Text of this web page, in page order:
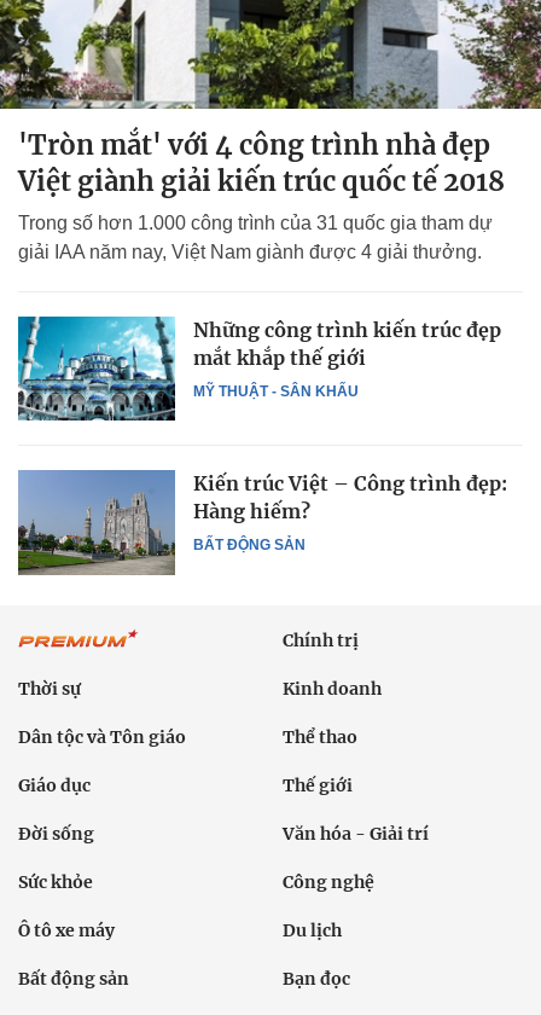
'Tròn mắt' với 4 công trình nhà đẹp
Việt giành giải kiến trúc quốc tế 2018
Trong số hơn 1.000 công trình của 31 quốc gia tham dự
giải IAA năm nay, Việt Nam giành được 4 giải thưởng.
MỸ THUẬT - SÂN KHẤU
Những công trình kiến trúc đẹp
mắt khắp thế giới
BẤT ĐỘNG SẢN
Kiến trúc Việt – Công trình đẹp:
Hàng hiếm?
Chính trị
Thời sự Kinh doanh
Dân tộc và Tôn giáo Thể thao
Giáo dục Thế giới
Đời sống Văn hóa - Giải trí
Sức khỏe Công nghệ
Ô tô xe máy Du lịch
Bất động sản Bạn đọc